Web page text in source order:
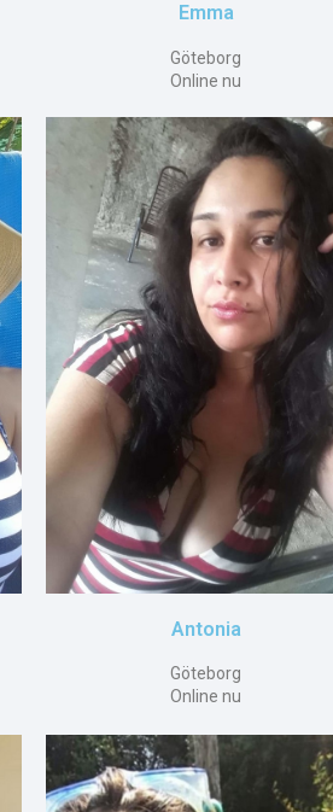
Emma
Göteborg
Online nu
Antonia
Göteborg
Online nu